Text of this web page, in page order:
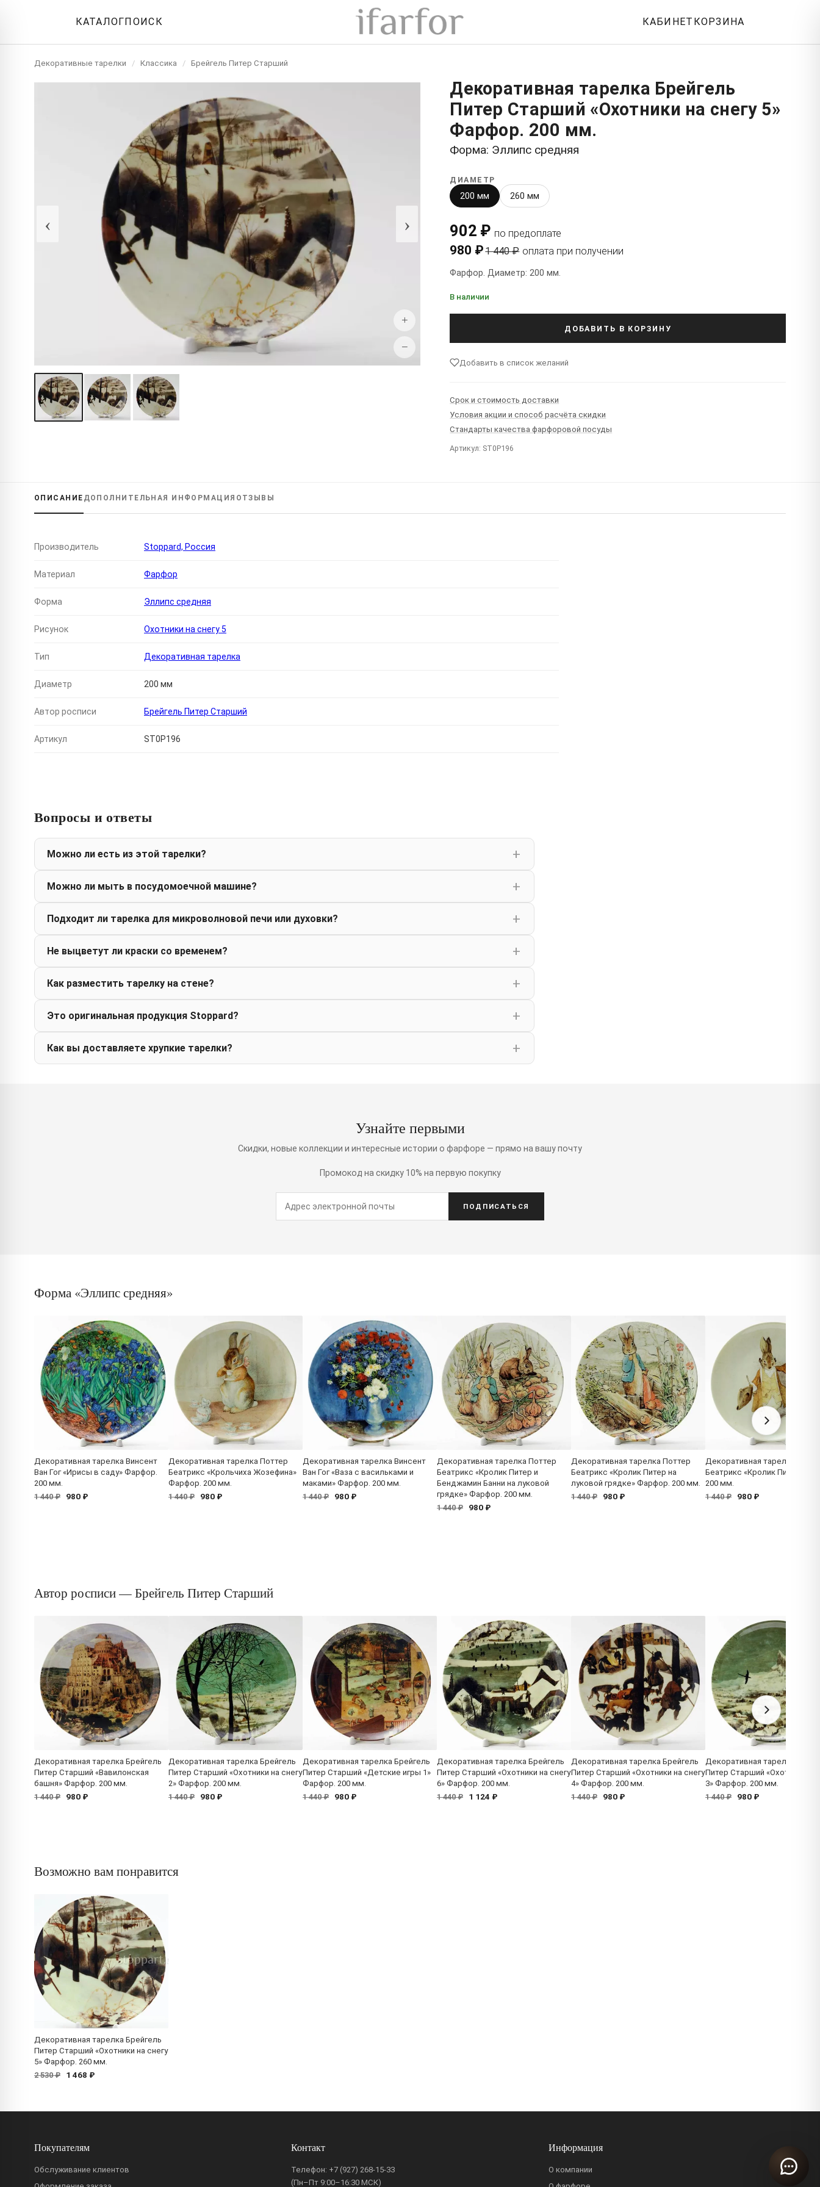
КАТАЛОГПОИСК КАБИНЕТ КОРЗИНА
Декоративные тарелки / Классика / Брейгель Питер Старший
‹ ›
+
−
Декоративная тарелка Брейгель
Питер Старший «Охотники на снегу 5»
Фарфор. 200 мм.
Форма: Эллипс средняя
ДИАМЕТР
200 мм 260 мм
902 ₽ по предоплате
980 ₽1 440 ₽ оплата при получении
Фарфор. Диаметр: 200 мм.
В наличии
ДОБАВИТЬ В КОРЗИНУ
Добавить в список желаний
Срок и стоимость доставки
Условия акции и способ расчёта скидки
Стандарты качества фарфоровой посуды
Артикул: ST0P196
ОПИСАНИЕ ДОПОЛНИТЕЛЬНАЯ ИНФОРМАЦИЯ ОТЗЫВЫ
Производитель Stoppard, Россия
Материал Фарфор
Форма Эллипс средняя
Рисунок Охотники на снегу 5
Тип Декоративная тарелка
Диаметр 200 мм
Автор росписи Брейгель Питер Старший
Артикул ST0P196
Вопросы и ответы
Можно ли есть из этой тарелки?
Можно ли мыть в посудомоечной машине?
Подходит ли тарелка для микроволновой печи или духовки?
Не выцветут ли краски со временем?
Как разместить тарелку на стене?
Это оригинальная продукция Stoppard?
Как вы доставляете хрупкие тарелки?
Узнайте первыми
Скидки, новые коллекции и интересные истории о фарфоре — прямо на вашу почту
Промокод на скидку 10% на первую покупку
ПОДПИСАТЬСЯ
Форма «Эллипс средняя»
Декоративная тарелка Винсент
Ван Гог «Ирисы в саду» Фарфор.
200 мм.
1 440 ₽
980 ₽
Декоративная тарелка Поттер
Беатрикс «Крольчиха Жозефина»
Фарфор. 200 мм.
1 440 ₽
980 ₽
Декоративная тарелка Винсент
Ван Гог «Ваза с васильками и
маками» Фарфор. 200 мм.
1 440 ₽
980 ₽
Декоративная тарелка Поттер
Беатрикс «Кролик Питер и
Бенджамин Банни на луковой
грядке» Фарфор. 200 мм.
1 440 ₽
980 ₽
Декоративная тарелка Поттер
Беатрикс «Кролик Питер на
луковой грядке» Фарфор. 200 мм.
1 440 ₽
980 ₽
Декоративная тарелка
Беатрикс «Кролик Питер»
200 мм.
1 440 ₽
980 ₽
Автор росписи — Брейгель Питер Старший
Декоративная тарелка Брейгель
Питер Старший «Вавилонская
башня» Фарфор. 200 мм.
1 440 ₽
980 ₽
Декоративная тарелка Брейгель
Питер Старший «Охотники на снегу
2» Фарфор. 200 мм.
1 440 ₽
980 ₽
Декоративная тарелка Брейгель
Питер Старший «Детские игры 1»
Фарфор. 200 мм.
1 440 ₽
980 ₽
Декоративная тарелка Брейгель
Питер Старший «Охотники на снегу
6» Фарфор. 200 мм.
1 440 ₽
1 124 ₽
Декоративная тарелка Брейгель
Питер Старший «Охотники на снегу
4» Фарфор. 200 мм.
1 440 ₽
980 ₽
Декоративная тарелка
Питер Старший «Охотники на
3» Фарфор. 200 мм.
1 440 ₽
980 ₽
Возможно вам понравится
Декоративная тарелка Брейгель
Питер Старший «Охотники на снегу
5» Фарфор. 260 мм.
2 530 ₽
1 468 ₽
Покупателям
Обслуживание клиентов
Контакт
Телефон: +7 (927) 268-15-33
(Пн–Пт 9:00–16:30 МСК)
Информация
О компании